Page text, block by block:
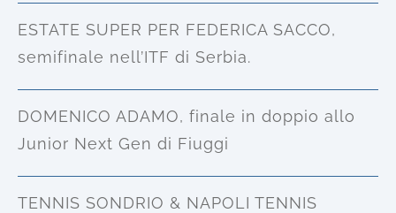
ESTATE SUPER PER FEDERICA SACCO,
semifinale nell’ITF di Serbia.
DOMENICO ADAMO, finale in doppio allo
Junior Next Gen di Fiuggi
TENNIS SONDRIO & NAPOLI TENNIS